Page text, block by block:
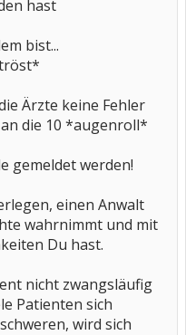
hast
bist...
Ärzte keine Fehler
die 10 *augenroll*
gemeldet werden!
einen Anwalt
wahrnimmt und mit
Du hast.
nicht zwangsläufig
Patienten sich
wird sich